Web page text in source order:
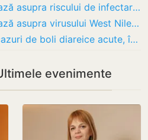
ANSP avertizează asupra riscului de infectare cu virusul West Nile. În Moldova nu au fost…
ANSP avertizează asupra virusului West Nile. Ce recomandă pentru a reduce riscul de…
Peste 600 de cazuri de boli diareice acute, înregistrate într-o săptămână; copii, cel mai…
evenimente